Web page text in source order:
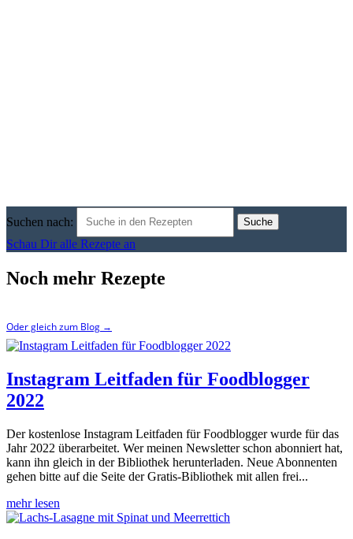
Suchen nach:
Schau Dir alle Rezepte an
Noch mehr Rezepte
Oder gleich zum Blog →
Instagram Leitfaden für Foodblogger
2022
Der kostenlose Instagram Leitfaden für Foodblogger wurde für das
Jahr 2022 überarbeitet. Wer meinen Newsletter schon abonniert hat,
kann ihn gleich in der Bibliothek herunterladen. Neue Abonnenten
gehen bitte auf die Seite der Gratis-Bibliothek mit allen frei...
mehr lesen